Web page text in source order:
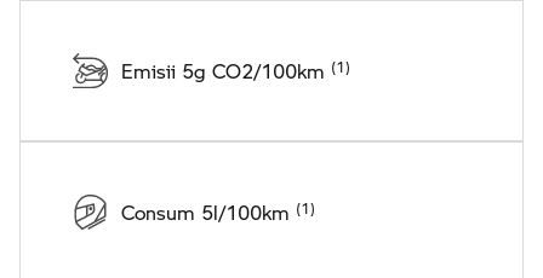
Emisii 5g CO2/100km
Consum 5l/100km